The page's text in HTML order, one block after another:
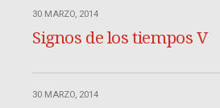
30 MARZO, 2014
Signos de los tiempos V
30 MARZO, 2014